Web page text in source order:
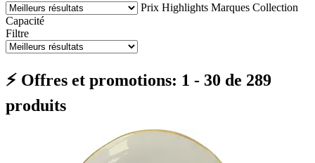
Prix Highlights Marques Collection
Capacité
Filtre
⚡ Offres et promotions: 1 - 30 de 289
produits